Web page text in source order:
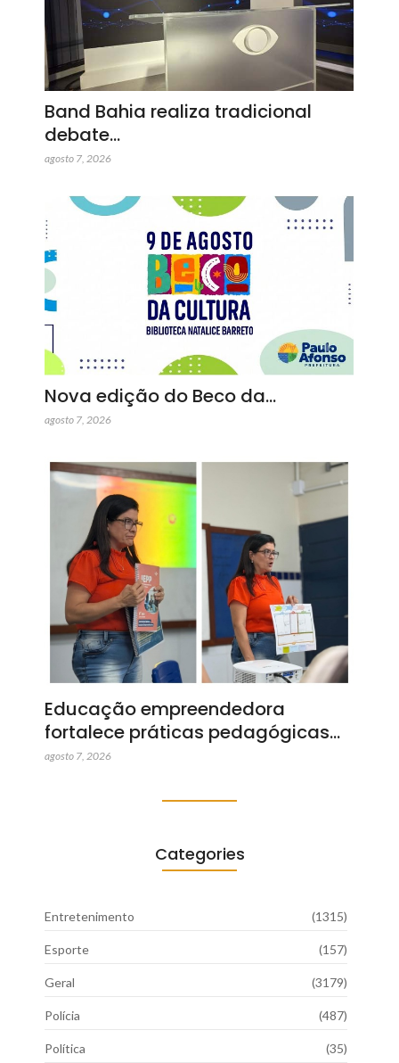
Band Bahia realiza tradicional
debate…
agosto 7, 2026
Nova edição do Beco da…
agosto 7, 2026
Educação empreendedora
fortalece práticas pedagógicas…
agosto 7, 2026
Categories
Entretenimento (1315)
Esporte (157)
Geral (3179)
Polícia (487)
Política (35)